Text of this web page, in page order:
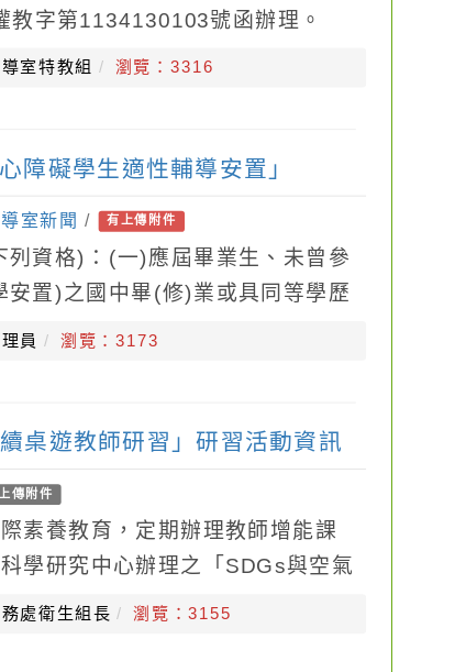
字第1134130103號函辦理。
於工作就業、教育學習、醫療健
室特教組 瀏覽：3316
障礙學生適性輔導安置」
室新聞 / 有上傳附件
資格)：(一)應屆畢業生、未曾參
置)之國中畢(修)業或具同等學歷
中等學校同等學力認定標準」規
員 瀏覽：3173
桌遊教師研習」研習活動資訊
傳附件
素養教育，定期辦理教師增能課
學研究中心辦理之「SDGs與空氣
，旨在培訓國小至大專院校各級空
處衛生組長 瀏覽：3155